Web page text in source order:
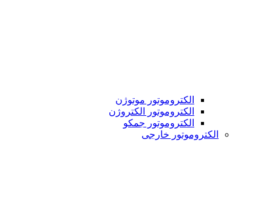
الکتروموتور موتوژن
الکتروموتور الکتروژن
الکتروموتور جمکو
الکتروموتور خارجی